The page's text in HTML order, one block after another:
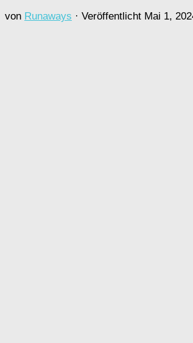
von Runaways · Veröffentlicht Mai 1,